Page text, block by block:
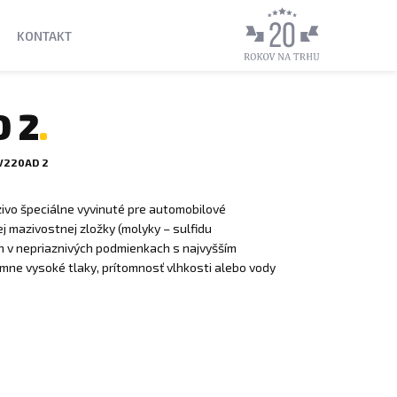
KONTAKT
2
2
špeciálne vyvinuté pre automobilové
mazivostnej zložky (molyky – sulfidu
nepriaznivých podmienkach s najvyšším
vysoké tlaky, prítomnosť vlhkosti alebo vody